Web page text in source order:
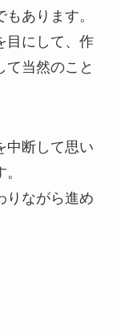
あります。
目にして、作
て当然のこと
中断して思い
りながら進め